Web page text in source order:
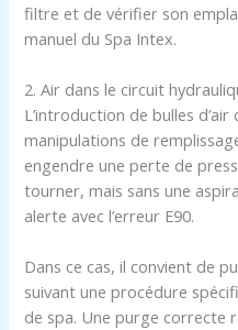
filtre et de vérifier son
manuel du Spa Intex.
2. Air dans le circuit
L’introduction de bulles
manipulations de
engendre une perte de
tourner, mais sans une
alerte avec l’erreur E90.
Dans ce cas, il convient de
suivant une procédure
de spa. Une purge correcte